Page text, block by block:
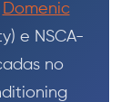
Domenic
e NSCA-
no